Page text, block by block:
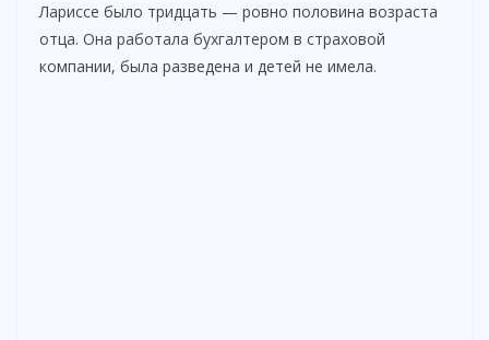
Лариссе было тридцать — ровно половина возраста
отца. Она работала бухгалтером в страховой
компании, была разведена и детей не имела.